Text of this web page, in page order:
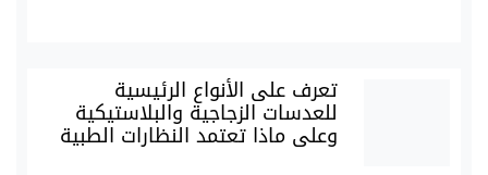
تعرف على الأنواع الرئيسية
للعدسات الزجاجية والبلاستيكية
وعلى ماذا تعتمد النظارات الطبية